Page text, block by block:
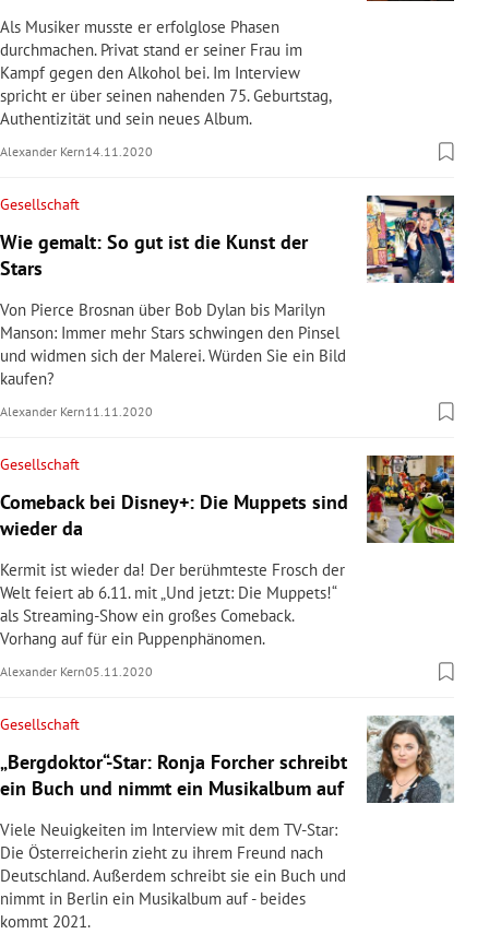
Als Musiker musste er erfolglose Phasen
durchmachen. Privat stand er seiner Frau im
Kampf gegen den Alkohol bei. Im Interview
spricht er über seinen nahenden 75. Geburtstag,
Authentizität und sein neues Album.
Alexander Kern14.11.2020
Gesellschaft
Wie gemalt: So gut ist die Kunst der
Stars
Von Pierce Brosnan über Bob Dylan bis Marilyn
Manson: Immer mehr Stars schwingen den Pinsel
und widmen sich der Malerei. Würden Sie ein Bild
kaufen?
Alexander Kern11.11.2020
Gesellschaft
Comeback bei Disney+: Die Muppets sind
wieder da
Kermit ist wieder da! Der berühmteste Frosch der
Welt feiert ab 6.11. mit „Und jetzt: Die Muppets!“
als Streaming-Show ein großes Comeback.
Vorhang auf für ein Puppenphänomen.
Alexander Kern05.11.2020
Gesellschaft
„Bergdoktor“-Star: Ronja Forcher schreibt
ein Buch und nimmt ein Musikalbum auf
Viele Neuigkeiten im Interview mit dem TV-Star:
Die Österreicherin zieht zu ihrem Freund nach
Deutschland. Außerdem schreibt sie ein Buch und
nimmt in Berlin ein Musikalbum auf - beides
kommt 2021.